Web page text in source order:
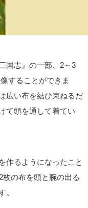
国志』の一部、2～3
することができま
広い布を結び束ねるだ
て頭を通して着てい
作るようになったこと
の布を頭と腕の出る
。